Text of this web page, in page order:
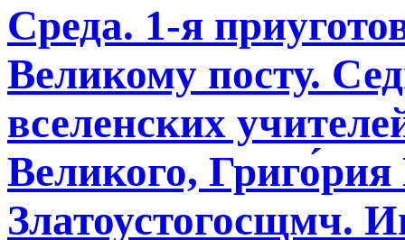
Среда. 1-я
Великому посту.
вселенских
Великого,
Златоустогосщмч.